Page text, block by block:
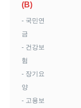
(B)
- 국민연
금
- 건강보
험
- 장기요
양
- 고용보